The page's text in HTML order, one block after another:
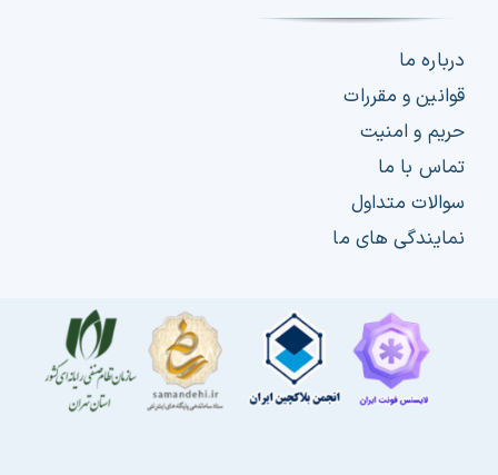
درباره ما
قوانین و مقررات
حریم و امنیت
تماس با ما
سوالات متداول
نمایندگی های ما